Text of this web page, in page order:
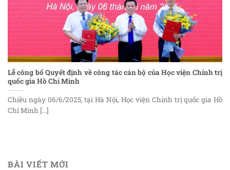
Lễ công bố Quyết định về công tác cán bộ của Học viện Chính trị
quốc gia Hồ Chí Minh
Chiều ngày 06/6/2025, tại Hà Nội, Học viện Chính trị quốc gia Hồ
Chí Minh [...]
BÀI VIẾT MỚI